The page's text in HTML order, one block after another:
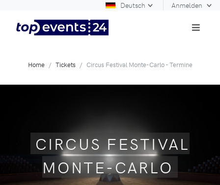
Deutsch Anmelden
Home Tickets Circus Festival Monte-Carlo - Termine
CIRCUS FESTIVAL
MONTE-CARLO